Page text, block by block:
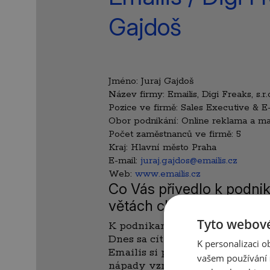
Gajdoš
Jméno: Juraj Gajdoš
Název firmy: Emailis, Digi Freaks,
Pozice ve firmě: Sales Executive &
Obor podnikání: Online reklama a
Počet zaměstnanců ve firmě: 5
Kraj: Hlavní město Praha
E-mail: juraj.gajdos@emailis.cz
Web: www.emailis.cz
Co Vás přivedlo k
větách charakterizoval
K podnikaniu smerujem celý
Dnes sa cítim konečne na tom
Emailis si prešiel svojím
nápady vznikali na letnej
Tyto
K personalizaci
vašem